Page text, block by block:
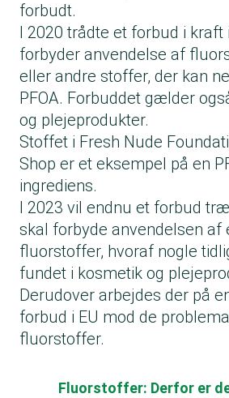
forbudt.
I 2020 trådte et forbud i kraft
forbyder anvendelse af
eller andre stoffer, der kan
PFOA. Forbuddet gælder
og plejeprodukter.
Stoffet i Fresh Nude
Shop er et eksempel på en
ingrediens.
I 2023 vil endnu et forbud
skal forbyde anvendelsen af
fluorstoffer, hvoraf nogle
fundet i kosmetik og
Derudover arbejdes der på
forbud i EU mod de
fluorstoffer.
Fluorstoffer: Derfor er